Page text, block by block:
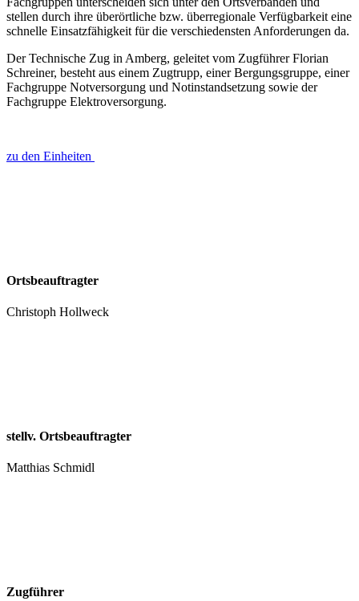
stellen durch ihre überörtliche bzw. überregionale Verfügbarkeit eine
schnelle Einsatzfähigkeit für die verschiedensten Anforderungen da.
Der Technische Zug in Amberg, geleitet vom Zugführer Florian
Schreiner, besteht aus einem Zugtrupp, einer Bergungsgruppe, einer
Fachgruppe Notversorgung und Notinstandsetzung sowie der
Fachgruppe Elektroversorgung.
zu den Einheiten
Ortsbeauftragter
Christoph Hollweck
stellv. Ortsbeauftragter
Matthias Schmidl
Zugführer